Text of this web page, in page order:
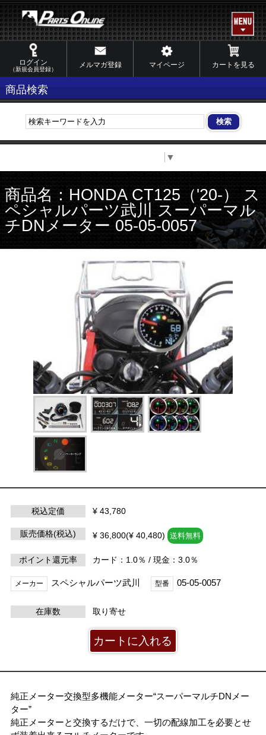
ログイン
（新規会員登録）
メルマガ登録 マイページ カートを見る
商品検索
▼
商品名：HONDA CT125（'20-） ス
ペシャルパーツ武川 スーパーマル
チDNメーター 05-05-0057
税込定価 ¥ 43,780
販売価格(税込) ¥ 36,800(¥ 40,480) 送料無料
ポイント還元率 カード：1.0％ / 現金：3.0％
メーカー スペシャルパーツ武川 型番 05-05-0057
在庫数 取り寄せ
純正メーター交換型多機能メーター“スーパーマルチDNメー
ター”
純正メーターと交換するだけで、一切の配線加工を必要とせ